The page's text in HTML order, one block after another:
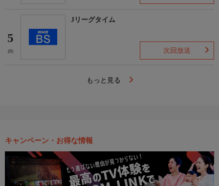
5
(8)
Jリーグタイム
次回放送
もっと見る
キャンペーン・お得な情報